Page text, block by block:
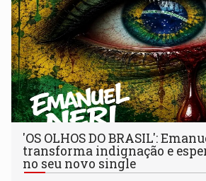
'OS OLHOS DO BRASIL':
transforma indignação e
no seu novo single